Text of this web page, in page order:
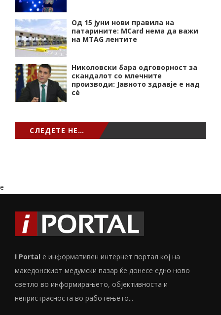
Од 15 јуни нови правила на
патарините: MCard нема да важи
на MTAG лентите
Николовски бара одговорност за
скандалот со млечните
производи: Јавното здравје е над
сѐ
СЛЕДЕТЕ НЕ…
e
I Portal е информативен интернет портал кој на
македонскиот медумски пазар ќе донесе едно ново
светло во информирањето, објективноста и
непристрасноста во работењето...